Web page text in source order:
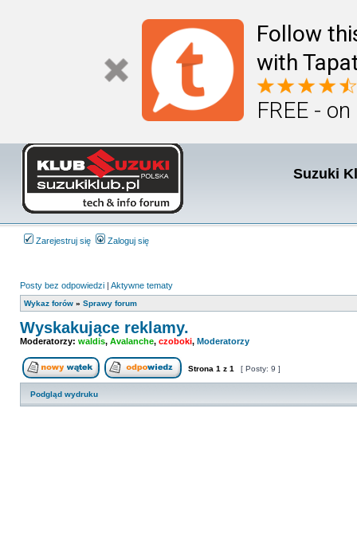
Follow
with
FREE -
Suzuki
Zarejestruj się Zaloguj się
Posty bez odpowiedzi | Aktywne tematy
Wykaz forów » Sprawy forum
Wyskakujące reklamy.
Moderatorzy: waldis, Avalanche, czoboki, Moderatorzy
Nowy temat Odpowiedz w temacie
Strona 1 z 1 [ Posty: 9 ]
Podgląd wydruku